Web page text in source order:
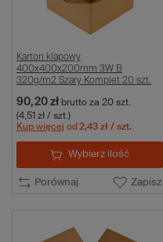
Karton klapowy
400x400x200mm 3W B
320g/m2 Szary Komplet 20 szt.
90,20 zł brutto za 20 szt.
(4,51 zł / szt.)
Kup więcej od 2,43 zł / szt.
Porównaj Zapisz
Wybierz ilość